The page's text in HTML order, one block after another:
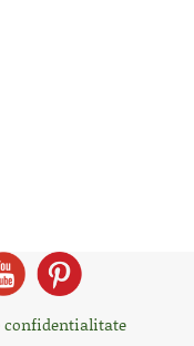
confidentialitate